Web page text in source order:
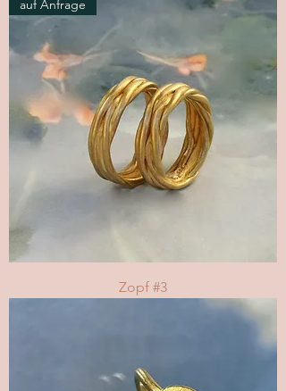
auf Anfrage
Zopf #3